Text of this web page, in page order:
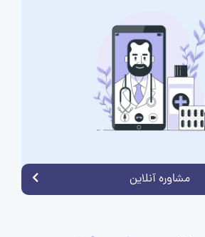
مشاوره آنلاین